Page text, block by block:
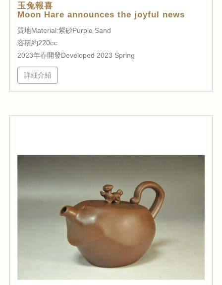
玉兔報喜
Moon Hare announces the joyful news
質地Material:紫砂Purple Sand
容積約220cc
2023年春開發Developed 2023 Spring
詳細介紹